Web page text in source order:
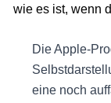
wie es ist, wenn
Die Apple-
eine noch